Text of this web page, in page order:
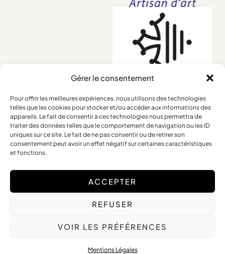
Gérer le consentement
Pour offrir les meilleures expériences, nous utilisons des technologies
telles que les cookies pour stocker et/ou accéder aux informations des
appareils. Le fait de consentir à ces technologies nous permettra de
traiter des données telles que le comportement de navigation ou les ID
uniques sur ce site. Le fait de ne pas consentir ou de retirer son
consentement peut avoir un effet négatif sur certaines caractéristiques
et fonctions.
ACCEPTER
REFUSER
VOIR LES PRÉFÉRENCES
Mentions Légales
Conditions générales
Mentions légales
Retours et remboursements
Copyright © 2025 Frédérique Petit – Tous Droits Réservés